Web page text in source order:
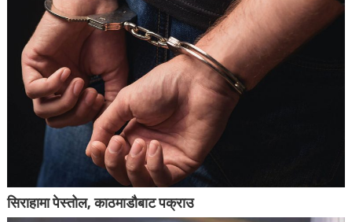
सिराहामा पेस्तोल, काठमाडौबाट पक्राउ